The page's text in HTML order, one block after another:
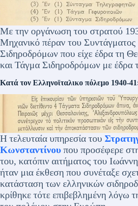
Με την οργάνωση του στρατού
Μηχανικό πέραν του Συντάγματος
Σιδηροδρόμων που είχε έδρα τη
και Τάγμα Σιδηροδρόμων με έδρα
Κατά τον Ελληνοϊταλικο πόλεμο 1940-
Η τελευταία υπηρεσία του
Κωνσταντίνου που προσέφερε
του, κατόπιν αιτήματος του
ήταν μια έκθεση που συνέταξε
κατάσταση των ελληνικών
κρίθηκε τότε επιβεβλημένη λόγω